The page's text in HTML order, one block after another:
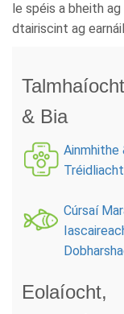
le spéis a bheith
dtairiscint ag
& Bia
Ainmhithe
Tréidliacht
Cúrsaí
Eolaíocht,